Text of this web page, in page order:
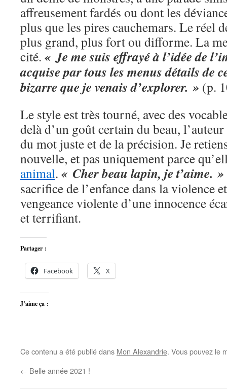
affreusement fardés ou dont les
plus que les pires cauchemars. Le réel
plus grand, plus fort ou difforme. La
cité. « Je me suis effrayé à l’idée de
acquise par tous les menus détails de
bizarre que je venais d’explorer. » (p.
Le style est très tourné, avec des
delà d’un goût certain du beau,
du mot juste et de la précision. Je
nouvelle, et pas uniquement parce
animal. « Cher beau lapin, je t’aime. »
sacrifice de l’enfance dans la violence
vengeance violente d’une innocence
et terrifiant.
Partager :
Facebook X
J’aime ça :
Ce contenu a été publié dans Mon Alexandrie. Vous pouvez le
← Belle année 2021 !